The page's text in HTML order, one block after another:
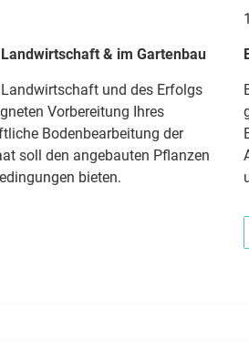
& im Gartenbau
und des Erfolgs
Vorbereitung Ihres
Bodenbearbeitung der
soll den angebauten Pflanzen
bieten.